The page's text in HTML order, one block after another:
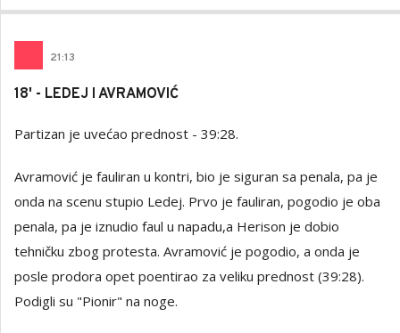
21:13
18' - LEDEJ I AVRAMOVIĆ
Partizan je uvećao prednost - 39:28.
Avramović je fauliran u kontri, bio je siguran sa penala, pa je
onda na scenu stupio Ledej. Prvo je fauliran, pogodio je oba
penala, pa je iznudio faul u napadu,a Herison je dobio
tehničku zbog protesta. Avramović je pogodio, a onda je
posle prodora opet poentirao za veliku prednost (39:28).
Podigli su "Pionir" na noge.